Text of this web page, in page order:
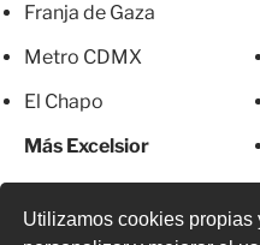
Utilizamos cookies propias
Franja de Gaza
Metro CDMX
El Chapo
Más Excelsior